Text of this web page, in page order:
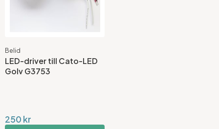
Belid
LED-driver till Cato-LED
Golv G3753
250 kr